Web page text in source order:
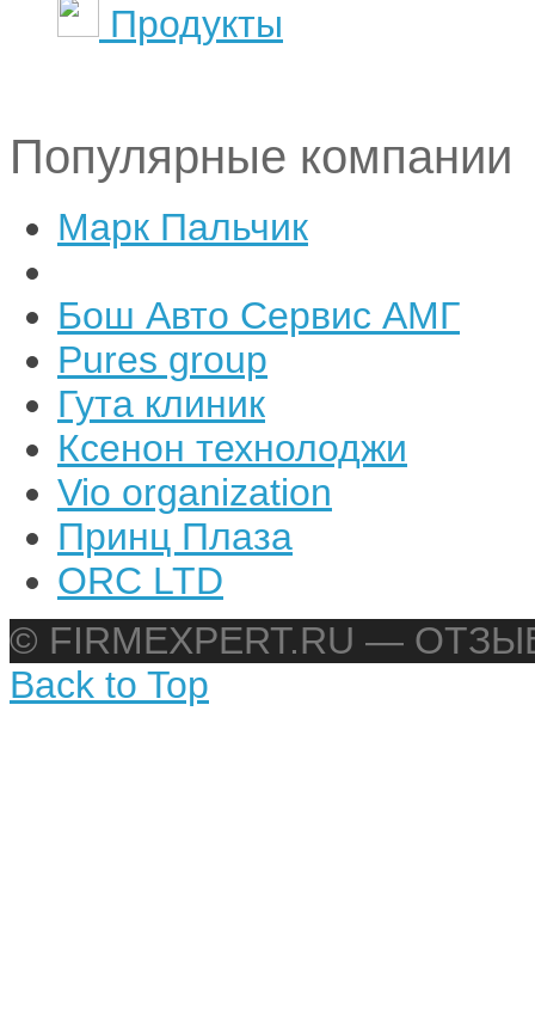
Продукты
Популярные компании
Марк Пальчик
Бош Авто Сервис АМГ
Pures group
Гута клиник
Ксенон технолоджи
Vio organization
Принц Плаза
ORC LTD
© FIRMEXPERT.RU —
Back to Top